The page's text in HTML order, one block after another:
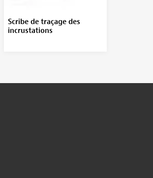
Scribe de traçage des
incrustations